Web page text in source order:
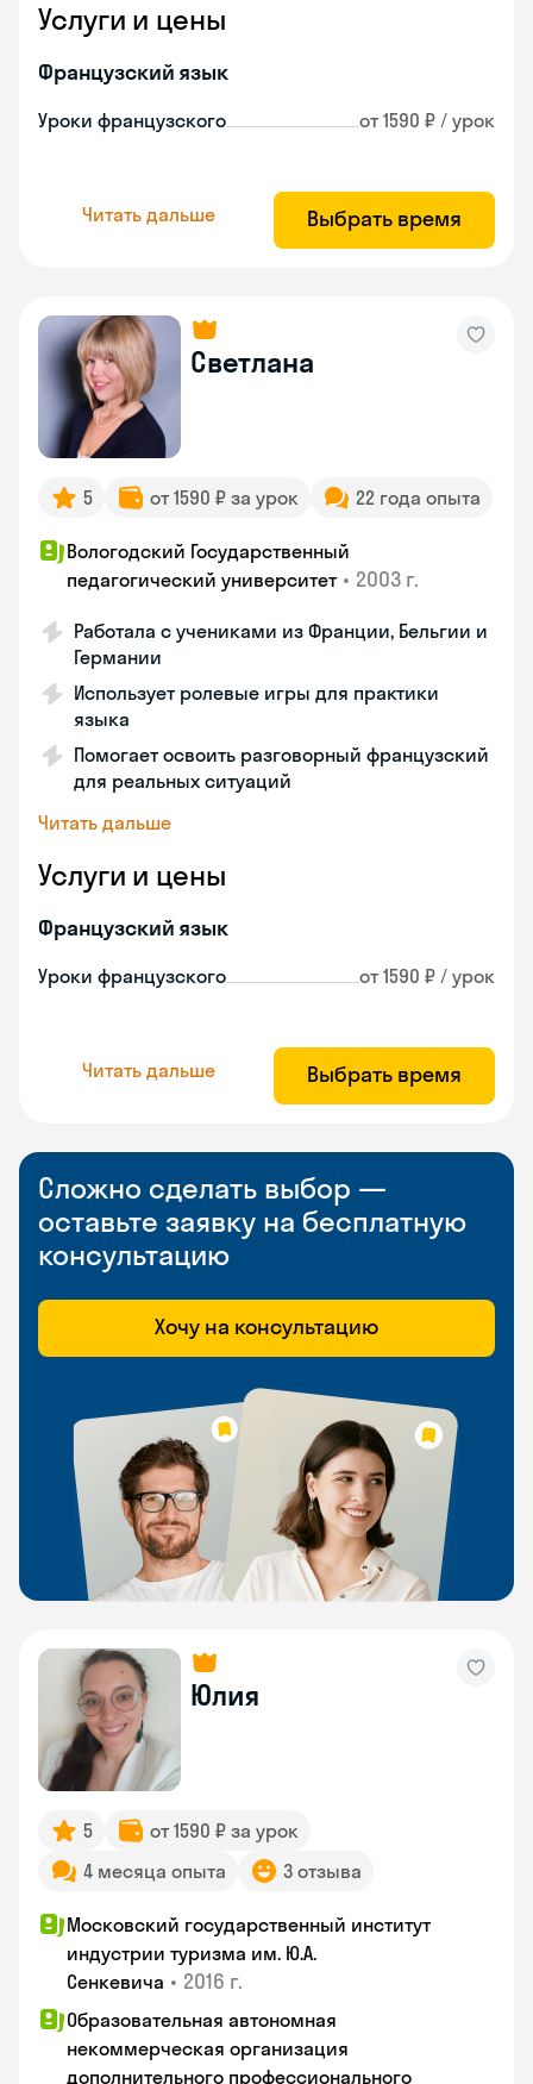
Услуги и цены
Французский язык
Уроки французского от 1590 ₽ / урок
Читать дальше Выбрать время
Светлана
5 от 1590 ₽ за урок 22 года опыта
Вологодский Государственный
педагогический университет • 2003 г.
Работала с учениками из Франции, Бельгии и
Германии
Использует ролевые игры для практики
языка
Помогает освоить разговорный французский
для реальных ситуаций
Читать дальше
Услуги и цены
Французский язык
Уроки французского от 1590 ₽ / урок
Читать дальше Выбрать время
Сложно сделать выбор —
оставьте заявку на бесплатную
консультацию
Хочу на консультацию
Юлия
5
от 1590 ₽ за урок
4 месяца опыта
3 отзыва
Московский государственный институт
индустрии туризма им. Ю.А.
Сенкевича • 2016 г.
Образовательная автономная
некоммерческая организация
дополнительного профессионального